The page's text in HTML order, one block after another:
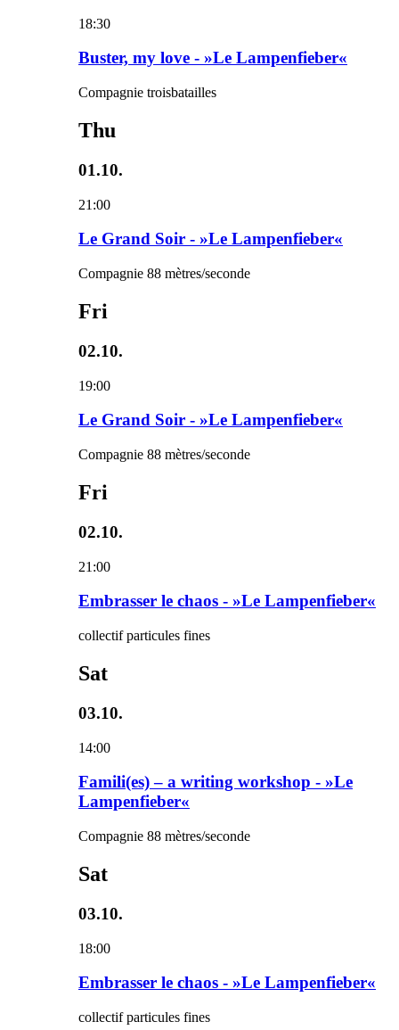
18:30
Buster, my love - »Le Lampenfieber«
Compagnie troisbatailles
Thu
01.10.
21:00
Le Grand Soir - »Le Lampenfieber«
Compagnie 88 mètres/seconde
Fri
02.10.
19:00
Le Grand Soir - »Le Lampenfieber«
Compagnie 88 mètres/seconde
Fri
02.10.
21:00
Embrasser le chaos - »Le Lampenfieber«
collectif particules fines
Sat
03.10.
14:00
Famili(es) – a writing workshop - »Le
Lampenfieber«
Compagnie 88 mètres/seconde
Sat
03.10.
18:00
Embrasser le chaos - »Le Lampenfieber«
collectif particules fines